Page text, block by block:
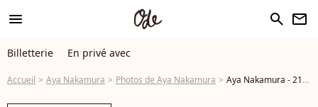
menu search newsletter
Billetterie En privé avec
Accueil Aya Nakamura Photos de Aya Nakamura Aya Nakamura - 21ème édition des NRJ Music Awards au Palais des festivals à Cannes le 9 novembre 2019. © Dominique Jacovides/Bestimage - Photo